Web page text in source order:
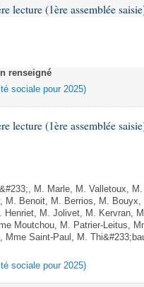
lecture (1ère assemblée
renseigné
sociale pour 2025)
lecture (1ère assemblée
M. Marle, M. Valletoux,
M. Benoit, M. Berrios, M.
Henriet, M. Jolivet, M. Kervran,
Moutchou, M. Patrier-Leitus,
Saint-Paul, M.
sociale pour 2025)